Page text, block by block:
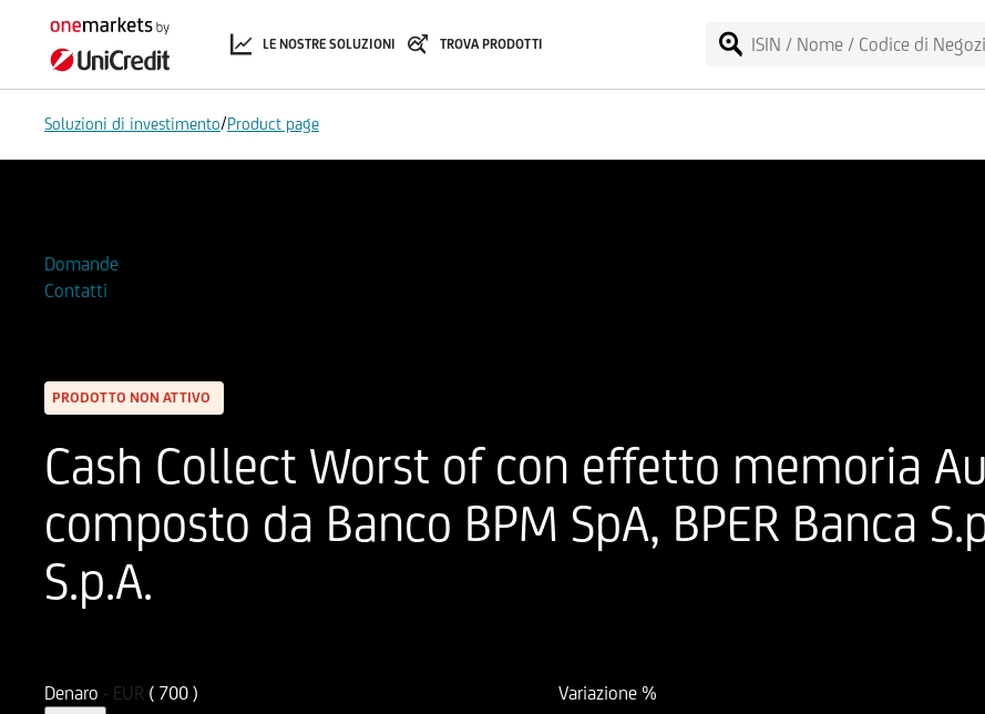
LE NOSTRE SOLUZIONI TROVA PRODOTTI
Soluzioni di investimento/Product page
Domande
Contatti
PRODOTTO NON ATTIVO
Cash Collect Worst of con effetto memoria
composto da Banco BPM SpA, BPER Banca
S.p.A.
Denaro - EUR ( 700 )
Variazione %